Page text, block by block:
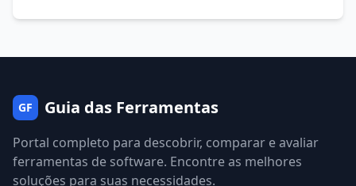
GF Guia das Ferramentas
Portal completo para descobrir, comparar e avaliar
ferramentas de software. Encontre as melhores
soluções para suas necessidades.